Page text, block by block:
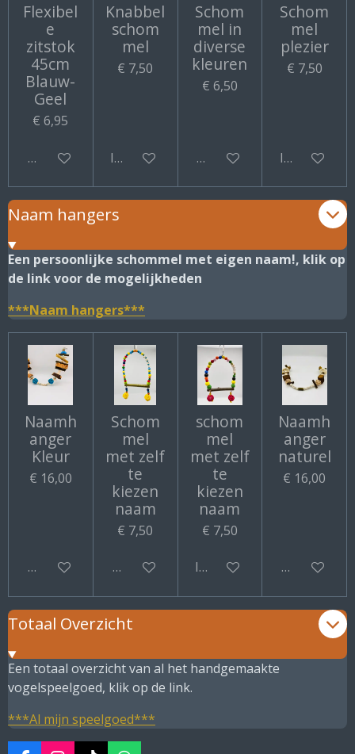
Flexibel
e
zitstok
45cm
Blauw-
Geel
€ 6,95
Bekijk details
Knabbel
schom
mel
€ 7,50
In winkelwagen
Schom
mel in
diverse
kleuren
€ 6,50
Bekijk details
Schom
mel
plezier
€ 7,50
In
Naam hangers
Een persoonlijke schommel met eigen naam!, klik op
de link voor de mogelijkheden
***Naam hangers***
Naamh
anger
Kleur
€ 16,00
Bekijk details
Schom
mel
met zelf
te
kiezen
naam
€ 7,50
Bekijk details
schom
mel
met zelf
te
kiezen
naam
€ 7,50
In winkelwagen
Naamh
anger
naturel
€ 16,00
Bekijk
Totaal Overzicht
Een totaal overzicht van al het handgemaakte
vogelspeelgoed, klik op de link.
***Al mijn speelgoed***